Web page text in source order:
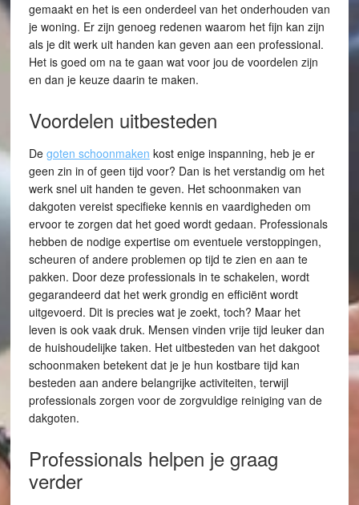
gemaakt en het is een onderdeel van het onderhouden van
je woning. Er zijn genoeg redenen waarom het fijn kan zijn
als je dit werk uit handen kan geven aan een professional.
Het is goed om na te gaan wat voor jou de voordelen zijn
en dan je keuze daarin te maken.
Voordelen uitbesteden
De goten schoonmaken kost enige inspanning, heb je er
geen zin in of geen tijd voor? Dan is het verstandig om het
werk snel uit handen te geven. Het schoonmaken van
dakgoten vereist specifieke kennis en vaardigheden om
ervoor te zorgen dat het goed wordt gedaan. Professionals
hebben de nodige expertise om eventuele verstoppingen,
scheuren of andere problemen op tijd te zien en aan te
pakken. Door deze professionals in te schakelen, wordt
gegarandeerd dat het werk grondig en efficiënt wordt
uitgevoerd. Dit is precies wat je zoekt, toch? Maar het
leven is ook vaak druk. Mensen vinden vrije tijd leuker dan
de huishoudelijke taken. Het uitbesteden van het dakgoot
schoonmaken betekent dat je je hun kostbare tijd kan
besteden aan andere belangrijke activiteiten, terwijl
professionals zorgen voor de zorgvuldige reiniging van de
dakgoten.
Professionals helpen je graag
verder